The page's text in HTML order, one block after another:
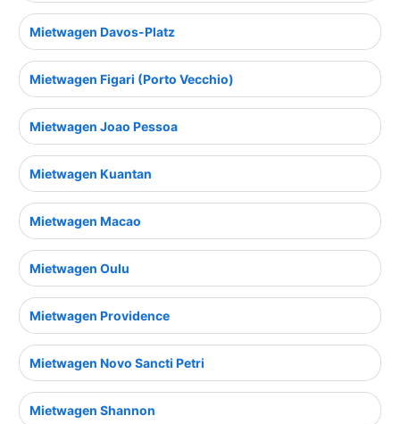
Mietwagen Davos-Platz
Mietwagen Figari (Porto Vecchio)
Mietwagen Joao Pessoa
Mietwagen Kuantan
Mietwagen Macao
Mietwagen Oulu
Mietwagen Providence
Mietwagen Novo Sancti Petri
Mietwagen Shannon